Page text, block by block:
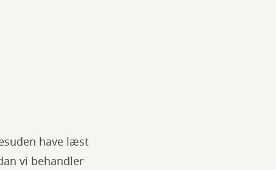
have læst
vi behandler